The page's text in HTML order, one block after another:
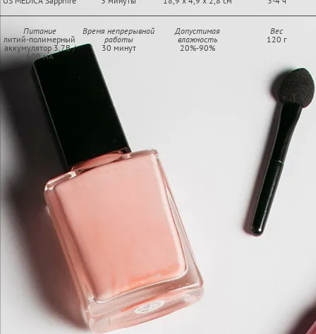
Питание
литий-полимерный
аккумулятор 3,7В /
600 мА
Время непрерывной
работы
30 минут
Допустимая
влажность
20%-90%
Вес
120 г